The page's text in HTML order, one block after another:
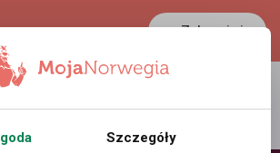
Zaloguj się
0.3892 PLN
Szczegóły